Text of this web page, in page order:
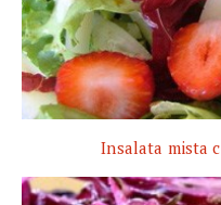
Insalata mista